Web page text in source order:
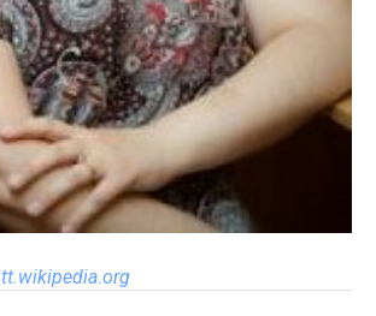
tt.wikipedia.org